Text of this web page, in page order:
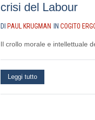
crisi del Labour
DI PAUL KRUGMAN IN COGITO
Il crollo morale e intellettuale
Leggi tutto